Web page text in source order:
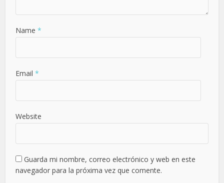
Name *
Email *
Website
Guarda mi nombre, correo electrónico y web en este
navegador para la próxima vez que comente.